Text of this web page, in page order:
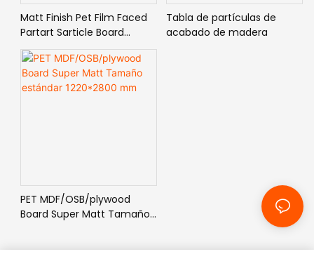
Matt Finish Pet Film Faced
Partart Sarticle Board
Diferentes muebles de
interiores de aplicaciones
Tabla de partículas de
acabado de madera
PET MDF/OSB/plywood
Board Super Matt Tamaño